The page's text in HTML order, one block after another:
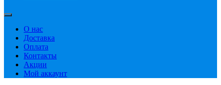
О нас
Доставка
Оплата
Контакты
Акции
Мой аккаунт